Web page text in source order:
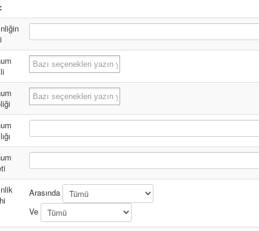
Arasında
Ve